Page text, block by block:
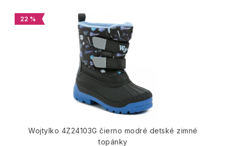
22 %
Wojtylko 4Z24103G čierno modré detské zimné
topánky